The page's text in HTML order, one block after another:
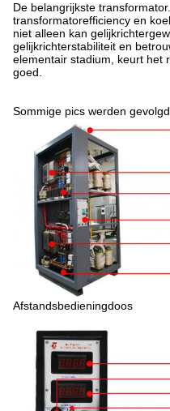
De belangrijkste
transformatorefficiency en
niet alleen kan
gelijkrichterstabiliteit en
elementair stadium, keurt het
goed.
Sommige pics werden gevolgd
Afstandsbedieningdoos